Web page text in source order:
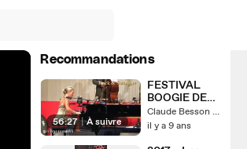
Recommandations
56:27 | À suivre
FESTIVAL
BOOGIE DE
LAROQUEBR
OU RETRO
Claude Besson Vidéos
il y a 9 ans